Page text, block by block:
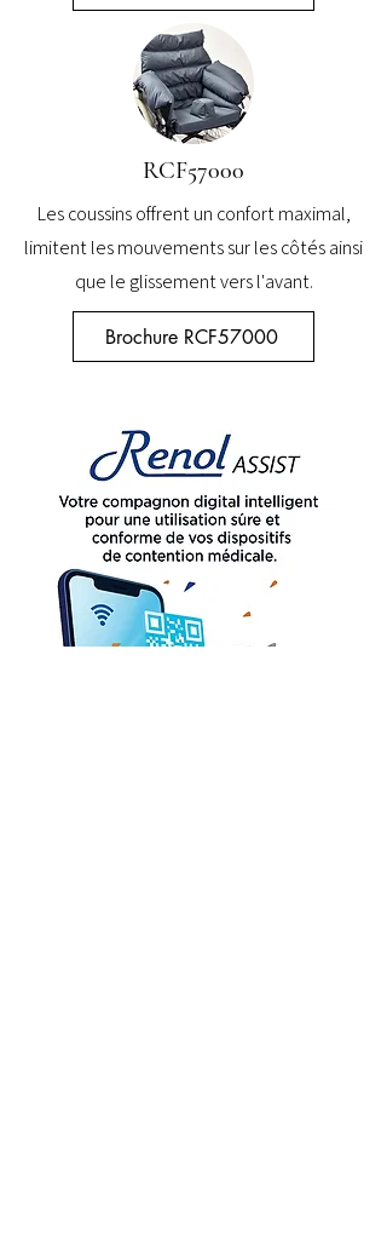
RCF57000
Les coussins offrent un confort maximal,
limitent les mouvements sur les côtés ainsi
que le glissement vers l'avant.
Brochure RCF57000